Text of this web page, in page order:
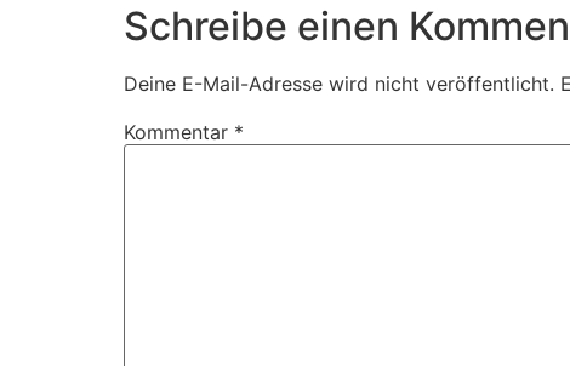
Schreibe einen
Deine E-Mail-Adresse wird nicht veröffentlicht.
Kommentar *